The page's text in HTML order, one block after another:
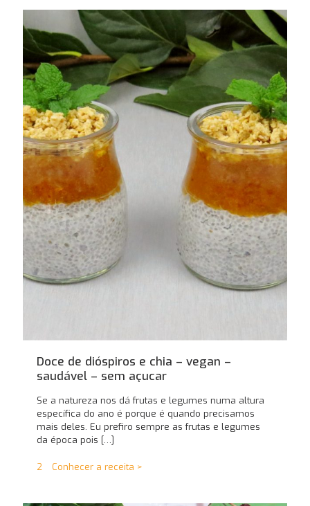
Doce de dióspiros e chia – vegan –
saudável – sem açucar
Se a natureza nos dá frutas e legumes numa altura
específica do ano é porque é quando precisamos
mais deles. Eu prefiro sempre as frutas e legumes
da época pois […]
2 Conhecer a receita >